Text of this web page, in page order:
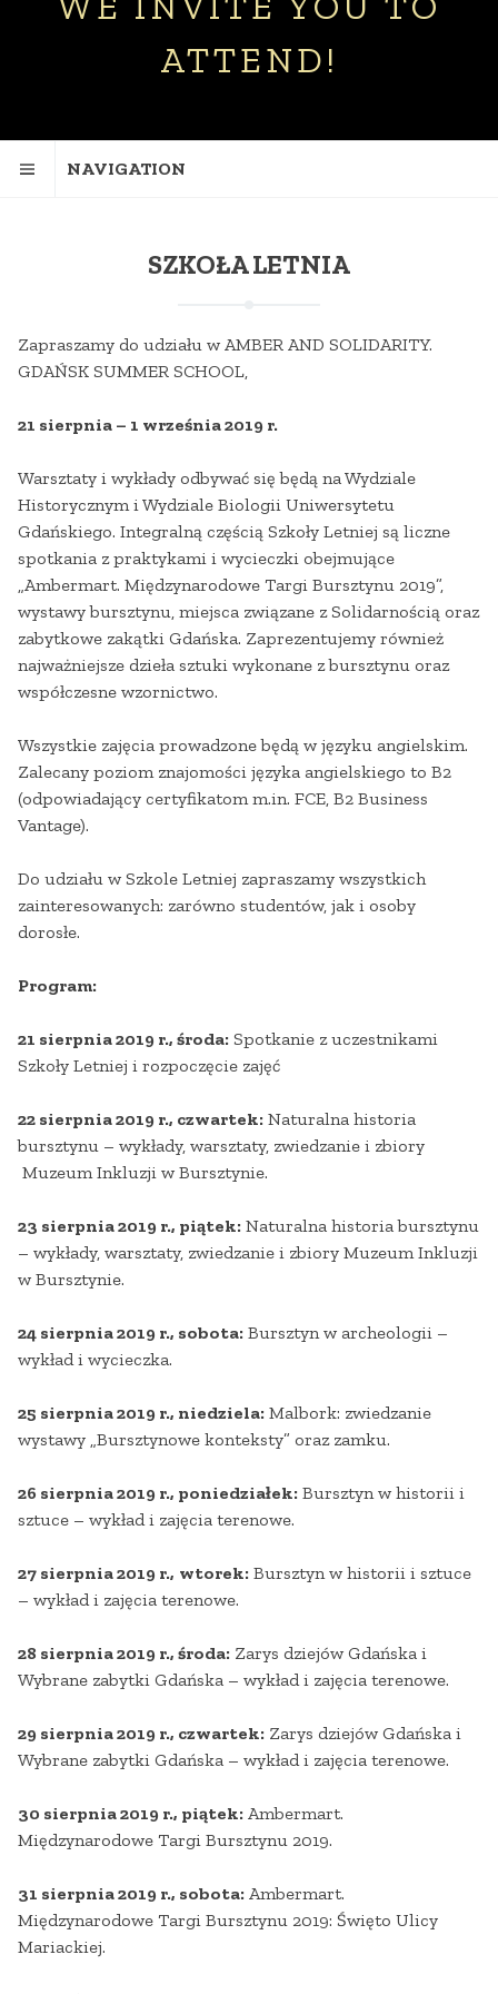
ATTEND!
NAVIGATION
SZKOŁA LETNIA
Zapraszamy do udziału w AMBER AND SOLIDARITY.
GDAŃSK SUMMER SCHOOL,
21 sierpnia – 1 września 2019 r.
Warsztaty i wykłady odbywać się będą na Wydziale
Historycznym i Wydziale Biologii Uniwersytetu
Gdańskiego. Integralną częścią Szkoły Letniej są liczne
spotkania z praktykami i wycieczki obejmujące
„Ambermart. Międzynarodowe Targi Bursztynu 2019”,
wystawy bursztynu, miejsca związane z Solidarnością oraz
zabytkowe zakątki Gdańska. Zaprezentujemy również
najważniejsze dzieła sztuki wykonane z bursztynu oraz
współczesne wzornictwo.
Wszystkie zajęcia prowadzone będą w języku angielskim.
Zalecany poziom znajomości języka angielskiego to B2
(odpowiadający certyfikatom m.in. FCE, B2 Business
Vantage).
Do udziału w Szkole Letniej zapraszamy wszystkich
zainteresowanych: zarówno studentów, jak i osoby
dorosłe.
Program:
21 sierpnia 2019 r., środa: Spotkanie z uczestnikami
Szkoły Letniej i rozpoczęcie zajęć
22 sierpnia 2019 r., czwartek: Naturalna historia
bursztynu – wykłady, warsztaty, zwiedzanie i zbiory
Muzeum Inkluzji w Bursztynie.
23 sierpnia 2019 r., piątek: Naturalna historia bursztynu
– wykłady, warsztaty, zwiedzanie i zbiory Muzeum Inkluzji
w Bursztynie.
24 sierpnia 2019 r., sobota: Bursztyn w archeologii –
wykład i wycieczka.
25 sierpnia 2019 r., niedziela: Malbork: zwiedzanie
wystawy „Bursztynowe konteksty” oraz zamku.
26 sierpnia 2019 r., poniedziałek: Bursztyn w historii i
sztuce – wykład i zajęcia terenowe.
27 sierpnia 2019 r., wtorek: Bursztyn w historii i sztuce
– wykład i zajęcia terenowe.
28 sierpnia 2019 r., środa: Zarys dziejów Gdańska i
Wybrane zabytki Gdańska – wykład i zajęcia terenowe.
29 sierpnia 2019 r., czwartek: Zarys dziejów Gdańska i
Wybrane zabytki Gdańska – wykład i zajęcia terenowe.
30 sierpnia 2019 r., piątek: Ambermart.
Międzynarodowe Targi Bursztynu 2019.
31 sierpnia 2019 r., sobota: Ambermart.
Międzynarodowe Targi Bursztynu 2019: Święto Ulicy
Mariackiej.